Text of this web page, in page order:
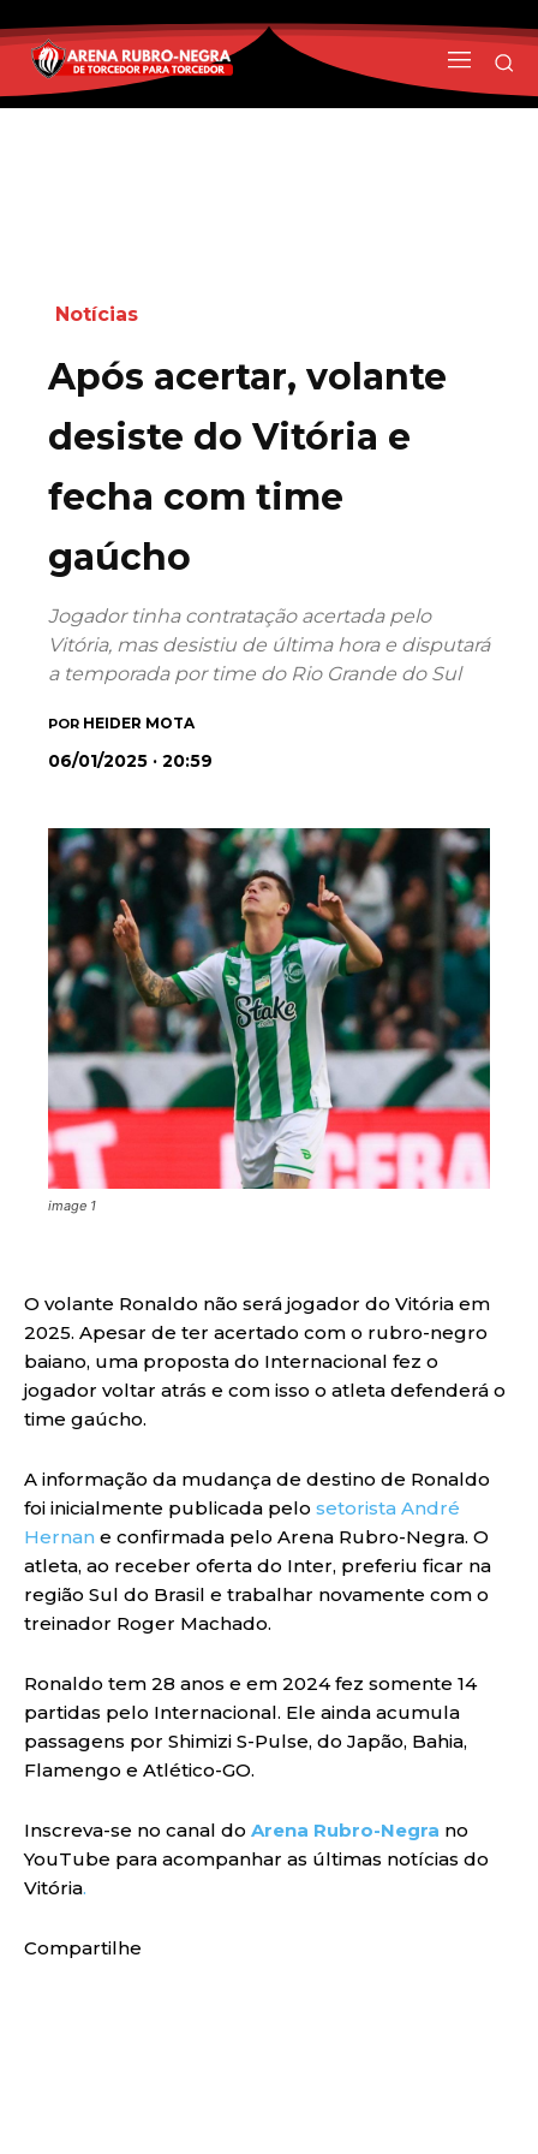
Notícias
Após acertar, volante
desiste do Vitória e
fecha com time
gaúcho
Jogador tinha contratação acertada pelo
Vitória, mas desistiu de última hora e disputará
a temporada por time do Rio Grande do Sul
POR HEIDER MOTA
06/01/2025 · 20:59
image 1
O volante Ronaldo não será jogador do Vitória em
2025. Apesar de ter acertado com o rubro-negro
baiano, uma proposta do Internacional fez o
jogador voltar atrás e com isso o atleta defenderá o
time gaúcho.
A informação da mudança de destino de Ronaldo
foi inicialmente publicada pelo setorista André
Hernan e confirmada pelo Arena Rubro-Negra. O
atleta, ao receber oferta do Inter, preferiu ficar na
região Sul do Brasil e trabalhar novamente com o
treinador Roger Machado.
Ronaldo tem 28 anos e em 2024 fez somente 14
partidas pelo Internacional. Ele ainda acumula
passagens por Shimizi S-Pulse, do Japão, Bahia,
Flamengo e Atlético-GO.
Inscreva-se no canal do Arena Rubro-Negra no
YouTube para acompanhar as últimas notícias do
Vitória.
Compartilhe